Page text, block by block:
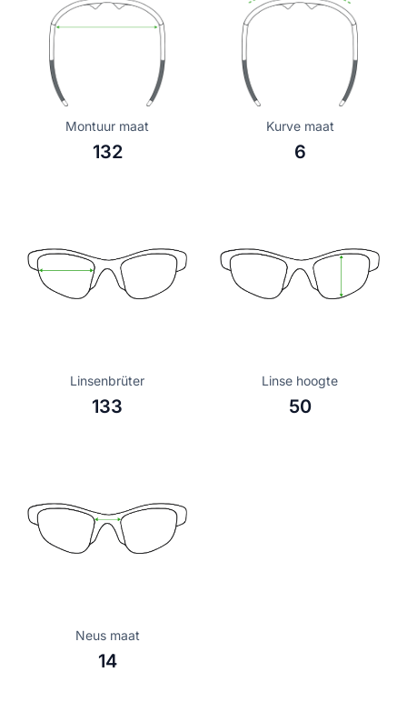
Montuur maat
132
Kurve maat
6
Linsenbrüter
133
Linse hoogte
50
Neus maat
14